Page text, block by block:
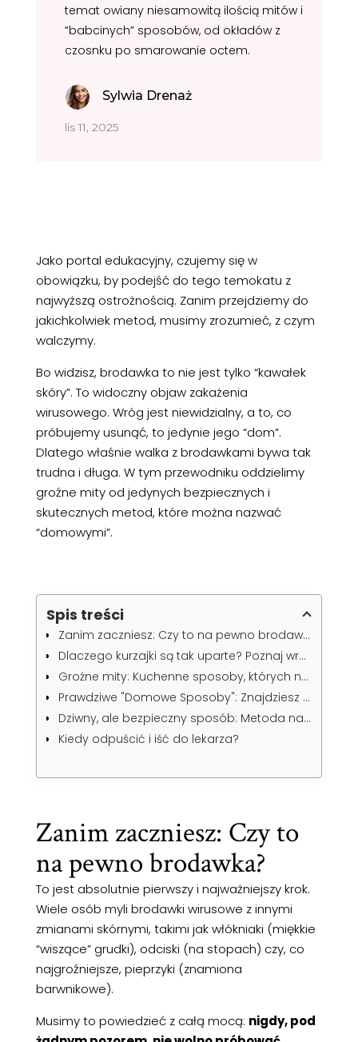
temat owiany niesamowitą ilością mitów i
“babcinych” sposobów, od okładów z
czosnku po smarowanie octem.
Sylwia Drenaż
lis 11, 2025
Jako portal edukacyjny, czujemy się w
obowiązku, by podejść do tego temokatu z
najwyższą ostrożnością. Zanim przejdziemy do
jakichkolwiek metod, musimy zrozumieć, z czym
walczymy.
Bo widzisz, brodawka to nie jest tylko “kawałek
skóry”. To widoczny objaw zakażenia
wirusowego. Wróg jest niewidzialny, a to, co
próbujemy usunąć, to jedynie jego “dom”.
Dlatego właśnie walka z brodawkami bywa tak
trudna i długa. W tym przewodniku oddzielimy
groźne mity od jedynych bezpiecznych i
skutecznych metod, które można nazwać
“domowymi”.
Spis treści
Zanim zaczniesz: Czy to na pewno brodawka?
Dlaczego kurzajki są tak uparte? Poznaj wroga (HPV)
Groźne mity: Kuchenne sposoby, których należy unikać
Prawdziwe "Domowe Sposoby": Znajdziesz je w aptece
Dziwny, ale bezpieczny sposób: Metoda na taśmę klejącą
Kiedy odpuścić i iść do lekarza?
Zanim zaczniesz: Czy to
na pewno brodawka?
To jest absolutnie pierwszy i najważniejszy krok.
Wiele osób myli brodawki wirusowe z innymi
zmianami skórnymi, takimi jak włókniaki (miękkie
“wiszące” grudki), odciski (na stopach) czy, co
najgroźniejsze, pieprzyki (znamiona
barwnikowe).
Musimy to powiedzieć z całą mocą: nigdy, pod